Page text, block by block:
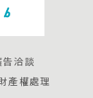
告洽談
產權處理